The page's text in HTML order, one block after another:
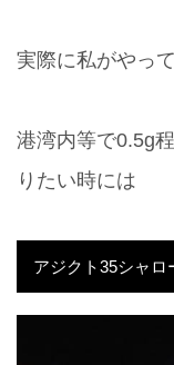
実際に私がやっ
港湾内等で0.5g
りたい時には
アジクト35シャロ